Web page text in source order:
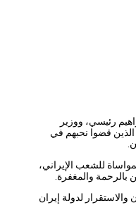
ووزير
قضوا نحبهم في
الإيراني،
والمغفرة.
لدولة إيران